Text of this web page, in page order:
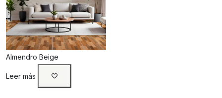
Almendro Beige
Leer más